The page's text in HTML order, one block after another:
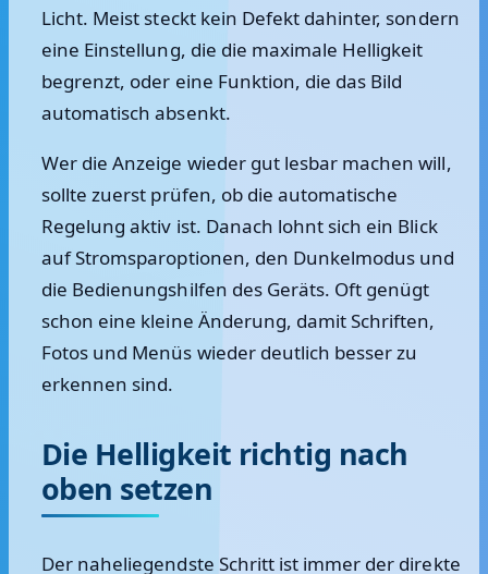
Licht. Meist steckt kein Defekt dahinter, sondern
eine Einstellung, die die maximale Helligkeit
begrenzt, oder eine Funktion, die das Bild
automatisch absenkt.
Wer die Anzeige wieder gut lesbar machen will,
sollte zuerst prüfen, ob die automatische
Regelung aktiv ist. Danach lohnt sich ein Blick
auf Stromsparoptionen, den Dunkelmodus und
die Bedienungshilfen des Geräts. Oft genügt
schon eine kleine Änderung, damit Schriften,
Fotos und Menüs wieder deutlich besser zu
erkennen sind.
Die Helligkeit richtig nach
oben setzen
Der naheliegendste Schritt ist immer der direkte